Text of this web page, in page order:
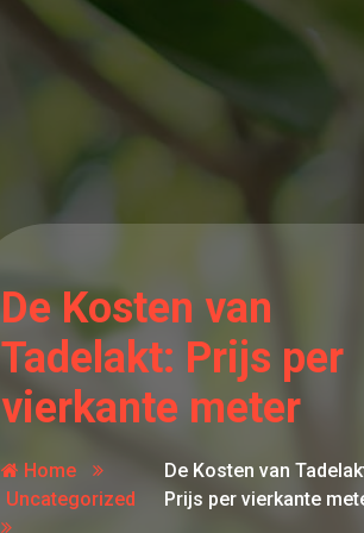
De Kosten van
Tadelakt: Prijs per
vierkante meter
Home
Uncategorized
De Kosten van
Prijs per vierkante